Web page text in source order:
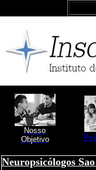
Nosso
Objetivo
Neuropsicólogos